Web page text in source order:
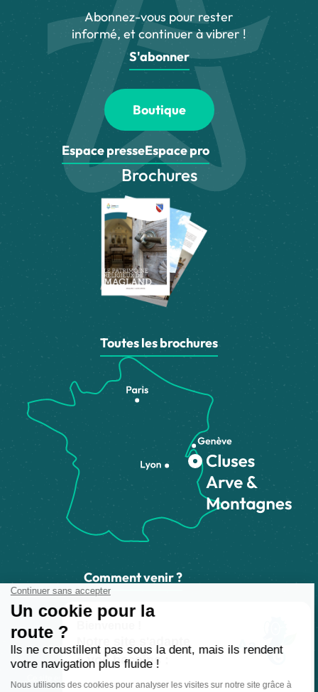
Abonnez-vous pour rester
informé, et continuer à vibrer !
S'abonner
Boutique
Espace presseEspace pro
Brochures
Toutes les brochures
Comment venir ?
Mentions légales - Politique de confidentialité - Plan du site -
Accessibilité numérique